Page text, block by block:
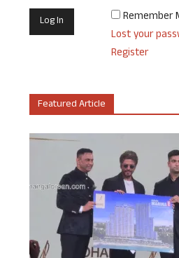
Remember
Lost your
Register
Featured Article